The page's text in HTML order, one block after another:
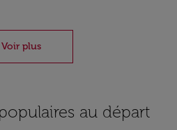
Voir plus
au départ